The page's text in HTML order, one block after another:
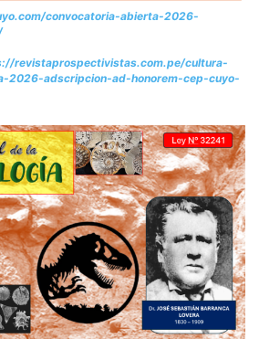
convocatoria-abierta-2026-
revistaprospectivistas.com.pe/cultura-
2026-adscripcion-ad-honorem-cep-cuyo-